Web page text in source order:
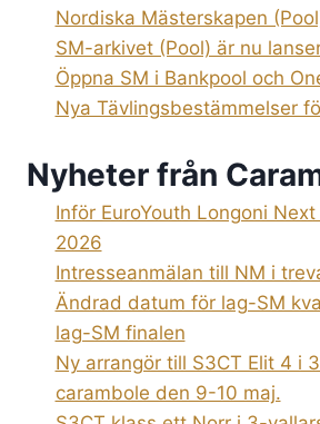
Nordiska Mästerskapen
SM-arkivet (Pool) är nu
Öppna SM i Bankpool och
Nya Tävlingsbestämmelser
Nyheter från
Inför EuroYouth Longoni
2026
Intresseanmälan till NM i
Ändrad datum för lag-SM
lag-SM finalen
Ny arrangör till S3CT Elit 4 i
carambole den 9-10 maj.